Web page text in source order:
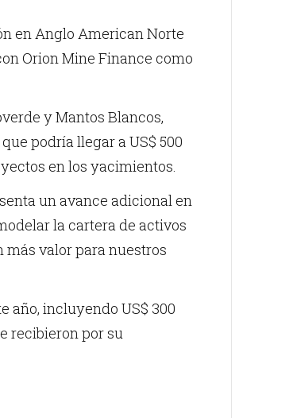
en Anglo American Norte
Orion Mine Finance como
y Mantos Blancos,
podría llegar a US$ 500
en los yacimientos.
un avance adicional en
la cartera de activos
valor para nuestros
año, incluyendo US$ 300
recibieron por su